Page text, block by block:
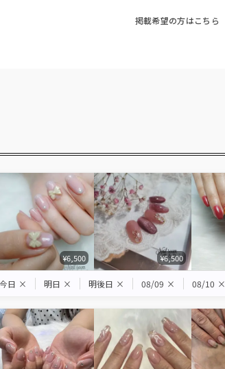
掲載希望の方はこちら
¥6,500 ¥6,500
今日 × 明日 × 明後日 × 08/09 × 08/10 ×